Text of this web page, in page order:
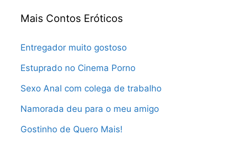
Mais Contos Eróticos
Entregador muito gostoso
Estuprado no Cinema Porno
Sexo Anal com colega de trabalho
Namorada deu para o meu amigo
Gostinho de Quero Mais!